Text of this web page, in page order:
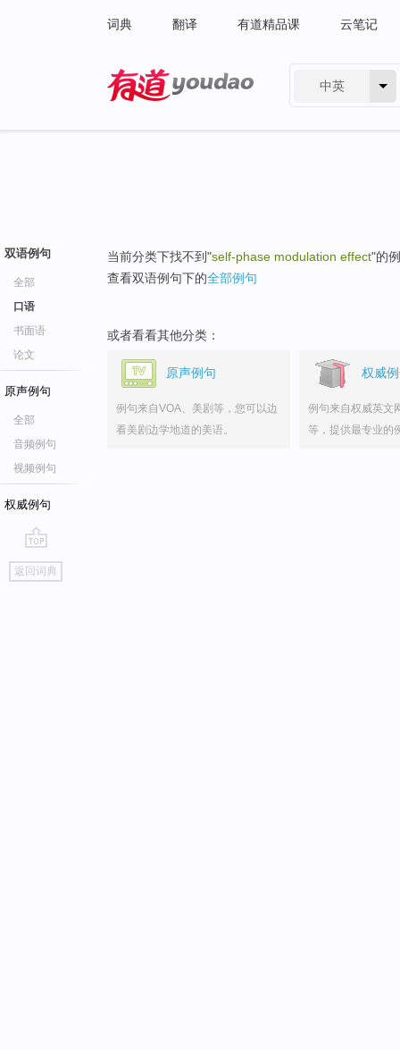
词典 翻译 有道精品课 云笔记
中英
双语例句
全部
口语
书面语
论文
原声例句
全部
音频例句
视频例句
权威例句
go
top
返回词典
当前分类下找不到"self-phase modulation effect"的
查看双语例句下的全部例句
或者看看其他分类：
原声例句
例句来自VOA、美剧等，您可以边
看美剧边学地道的美语。
权威
例句来自权威英文
等，提供最专业的